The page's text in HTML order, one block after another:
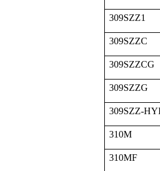
309SZZ1
309SZZC
309SZZCG
309SZZG
309SZZ-
310M
310MF